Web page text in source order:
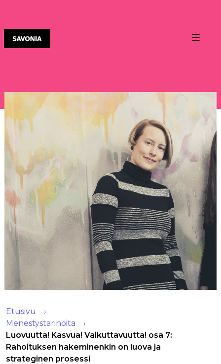
Etusivu
Menestystarinoita
Luovuutta! Kasvua! Vaikuttavuutta! osa 7:
Rahoituksen hakeminenkin on luova ja
strateginen prosessi